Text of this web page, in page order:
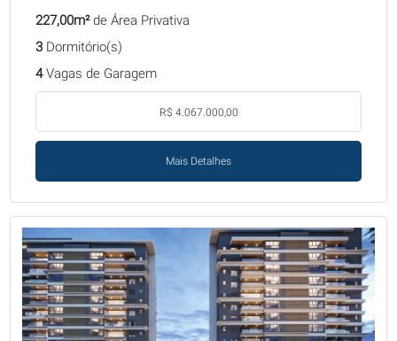
227,00m²de Área Privativa
3Dormitório(s)
4Vagas de Garagem
R$ 4.067.000,00
Mais Detalhes